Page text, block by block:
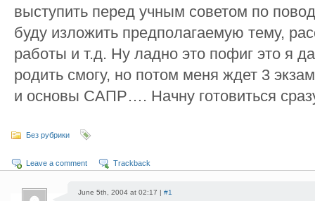
выступить перед учным советом по
буду изложить предполагаемую тему,
работы и т.д. Ну ладно это пофиг это я
родить смогу, но потом меня ждет 3
и основы САПР…. Начну готовиться
Без рубрики
Leave a comment Trackback
June 5th, 2004 at 02:17 | #1